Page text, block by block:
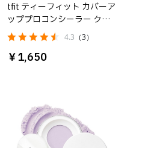
tfit ティーフィット カバーア
ッププロコンシーラー クー
ル
4.3 （3）
￥1,650